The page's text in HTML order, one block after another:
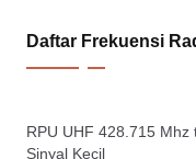
Daftar Frekuensi
RPU UHF 428.715
Sinyal Kecil